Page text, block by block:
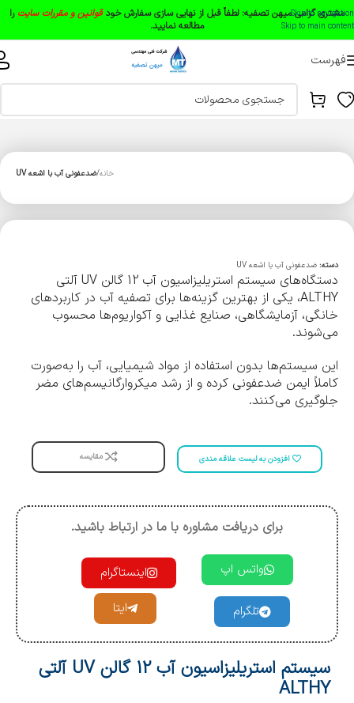
Skip to navigation
Skip to main content
مشتری گرامی میهن تصفیه: لطفاً قبل از نهایی سازی سفارش خودقوانین و مقررات سایت را
مطالعه نمایید.
فهرست
خانه ضدعفونی آب با اشعه UV
دسته: ضدعفونی آب با اشعه UV
دستگاه‌های سیستم استریلیزاسیون آب 12 گالن UV آلتی
ALTHY، یکی از بهترین گزینه‌ها برای تصفیه آب در کاربردهای
خانگی، آزمایشگاهی، صنایع غذایی و آکواریوم‌ها محسوب
می‌شوند.
این سیستم‌ها بدون استفاده از مواد شیمیایی، آب را به‌صورت
کاملاً ایمن ضدعفونی کرده و از رشد میکروارگانیسم‌های مضر
جلوگیری می‌کنند.
افزودن به لیست علاقه مندی مقایسه
برای دریافت مشاوره با ما در ارتباط باشید.
واتس اپ اینستاگرام
تلگرام ایتا
سیستم استریلیزاسیون آب 12 گالن UV آلتی
ALTHY